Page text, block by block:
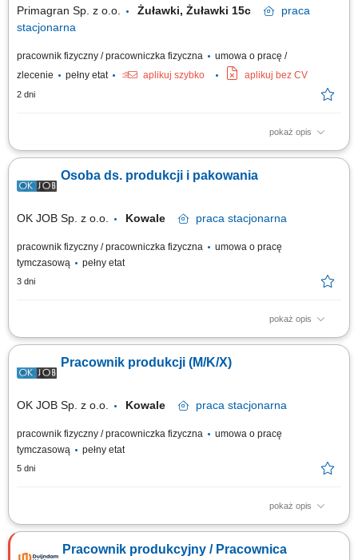
Primagran Sp. z o.o. Żuławki, Żuławki 15c
praca
stacjonarna
pracownik fizyczny / pracowniczka fizyczna
umowa o pracę /
zlecenie
pełny etat aplikuj szybko aplikuj bez CV
2 dni
pokaż opis
Zakres obowiązków: Produkcja zlewozmywaków granitowych na
technicznych. Realizacja norm jakościowych oraz planów
wydajnościowych. Dbanie o bezpieczeństwo pracy i porządek na
Osoba ds. produkcji i pakowania
OK JOB Sp. z o.o. Kowale praca stacjonarna
pracownik fizyczny / pracowniczka fizyczna
umowa o pracę
tymczasową
pełny etat
3 dni
pokaż opis
Twój zakres obowiązków realizacja kontroli jakościowej i wizualnej
opakowań zbiorczych oraz przygotowanie ich do wysyłki, wykonywanie
bieżących prac produkcyjnych wspierających proces wytwarzania, dbanie
Pracownik produkcji (M/K/X)
OK JOB Sp. z o.o. Kowale praca stacjonarna
pracownik fizyczny / pracowniczka fizyczna
umowa o pracę
tymczasową
pełny etat
5 dni
pokaż opis
Twój zakres obowiązków kontrola wizualna i jakościowa opakowań;
przygotowanie do wysyłki zgodnie ze specyfikacją; zlecone prace
Pracownik produkcyjny / Pracownica